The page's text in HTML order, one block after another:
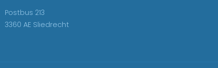
Postbus 213
3360 AE Sliedrecht